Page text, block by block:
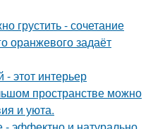
грустить - сочетание
оранжевого задаёт
этот интерьер
пространстве можно
и уюта.